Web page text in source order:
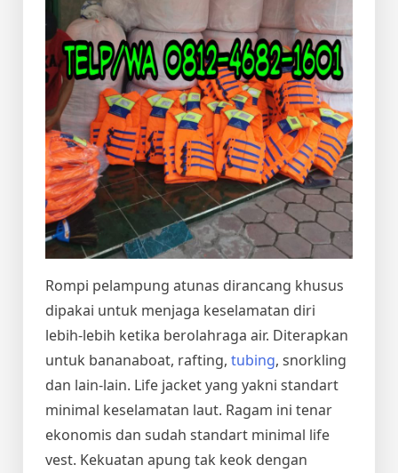
Rompi pelampung atunas dirancang khusus
dipakai untuk menjaga keselamatan diri
lebih-lebih ketika berolahraga air. Diterapkan
untuk bananaboat, rafting, tubing, snorkling
dan lain-lain. Life jacket yang yakni standart
minimal keselamatan laut. Ragam ini tenar
ekonomis dan sudah standart minimal life
vest. Kekuatan apung tak keok dengan